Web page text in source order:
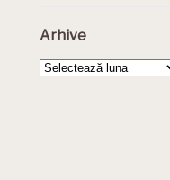
Arhive
Arhive